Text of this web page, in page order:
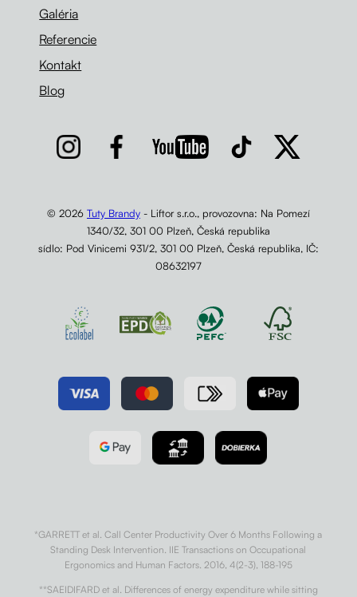
Galéria
Referencie
Kontakt
Blog
© 2026 Tuty Brandy- Liftor s.r.o., provozovna: Na Pomezí
1340/32, 301 00 Plzeň, Česká republika
sídlo: Pod Vinicemi 931/2, 301 00 Plzeň, Česká republika, IČ:
08632197
*GARRETT et al. Call Center Productivity Over 6 Months Following a
Standing Desk Intervention. IIE Transactions on Occupational
Ergonomics and Human Factors. 2016, 4(2-3), 188-195
**SAEIDIFARD et al. Differences of energy expenditure while sitting